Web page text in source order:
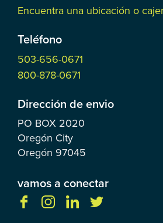
Encuentra una ubicación o
Teléfono
503-656-0671
800-878-0671
Dirección de envio
PO BOX 2020
Oregón City
Oregón 97045
vamos a conectar